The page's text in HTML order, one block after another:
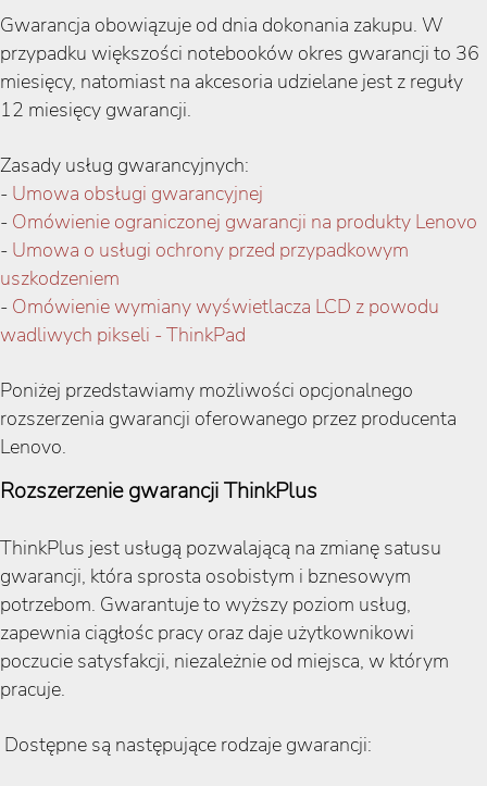
Gwarancja obowiązuje od dnia dokonania zakupu. W
przypadku większości notebooków okres gwarancji to 36
miesięcy, natomiast na akcesoria udzielane jest z reguły
12 miesięcy gwarancji.
Zasady usług gwarancyjnych:
- Umowa obsługi gwarancyjnej
- Omówienie ograniczonej gwarancji na produkty Lenovo
- Umowa o usługi ochrony przed przypadkowym
uszkodzeniem
- Omówienie wymiany wyświetlacza LCD z powodu
wadliwych pikseli - ThinkPad
Poniżej przedstawiamy możliwości opcjonalnego
rozszerzenia gwarancji oferowanego przez producenta
Lenovo.
Rozszerzenie gwarancji ThinkPlus
ThinkPlus jest usługą pozwalającą na zmianę satusu
gwarancji, która sprosta osobistym i bznesowym
potrzebom. Gwarantuje to wyższy poziom usług,
zapewnia ciągłośc pracy oraz daje użytkownikowi
poczucie satysfakcji, niezależnie od miejsca, w którym
pracuje.
Dostępne są następujące rodzaje gwarancji: